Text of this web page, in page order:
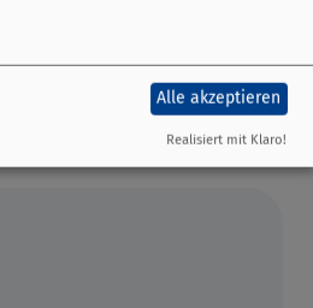
gerne unter
oder Tel. 09371-404 119 zur
Alle akzeptieren
Realisiert mit Klaro!